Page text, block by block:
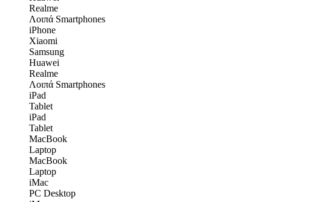
Realme
Λοιπά Smartphones
iPhone
Xiaomi
Samsung
Huawei
Realme
Λοιπά Smartphones
iPad
Tablet
iPad
Tablet
MacBook
Laptop
MacBook
Laptop
iMac
PC Desktop